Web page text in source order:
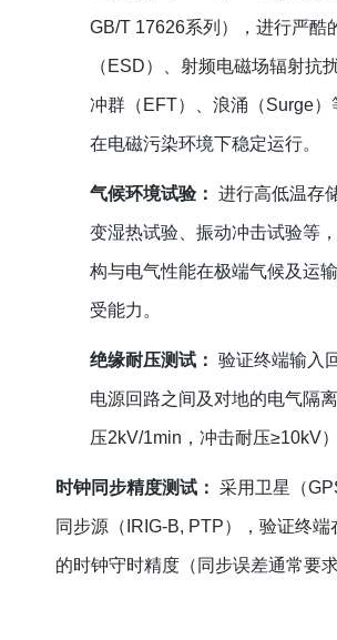
GB/T 17626系列），进行严酷
（ESD）、射频电磁场辐射抗
冲群（EFT）、浪涌（Surge
在电磁污染环境下稳定运行。
气候环境试验： 进行高低温存
变湿热试验、振动冲击试验等
构与电气性能在极端气候及运
受能力。
绝缘耐压测试： 验证终端输入
电源回路之间及对地的电气隔
压2kV/1min，冲击耐压≥10kV）
时钟同步精度测试： 采用卫星（
同步源（IRIG-B, PTP），验证终
的时钟守时精度（同步误差通常要求